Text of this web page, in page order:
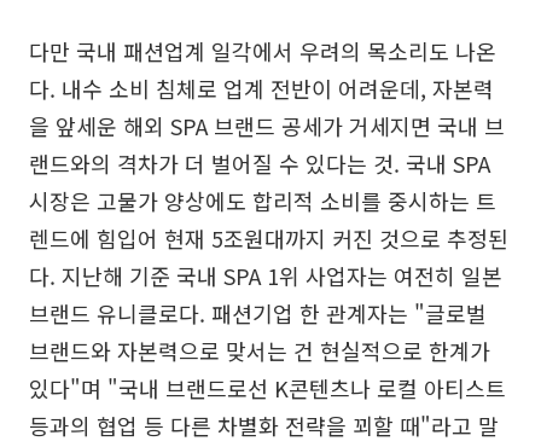
다만 국내 패션업계 일각에서 우려의 목소리도 나온
다. 내수 소비 침체로 업계 전반이 어려운데, 자본력
을 앞세운 해외 SPA 브랜드 공세가 거세지면 국내 브
랜드와의 격차가 더 벌어질 수 있다는 것. 국내 SPA
시장은 고물가 양상에도 합리적 소비를 중시하는 트
렌드에 힘입어 현재 5조원대까지 커진 것으로 추정된
다. 지난해 기준 국내 SPA 1위 사업자는 여전히 일본
브랜드 유니클로다. 패션기업 한 관계자는 "글로벌
브랜드와 자본력으로 맞서는 건 현실적으로 한계가
있다"며 "국내 브랜드로선 K콘텐츠나 로컬 아티스트
등과의 협업 등 다른 차별화 전략을 꾀할 때"라고 말